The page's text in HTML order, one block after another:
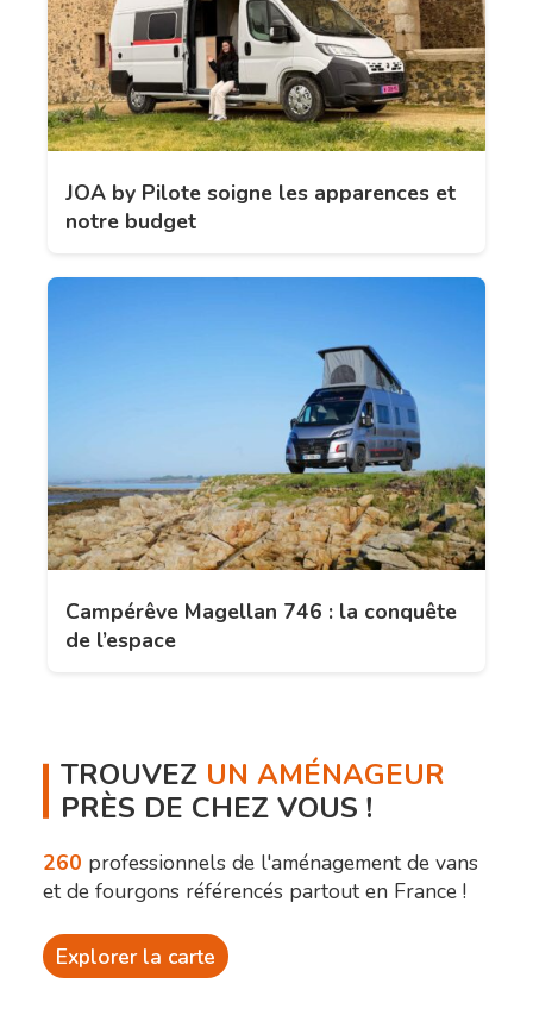
JOA by Pilote soigne les apparences et
notre budget
Campérêve Magellan 746 : la conquête
de l’espace
TROUVEZ UN AMÉNAGEUR
PRÈS DE CHEZ VOUS !
260 professionnels de l'aménagement de vans
et de fourgons référencés partout en France !
Explorer la carte